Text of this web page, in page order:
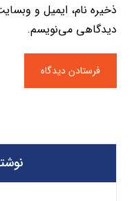
ذخیره نام، ایمیل و
دیدگاهی می‌نویسم.